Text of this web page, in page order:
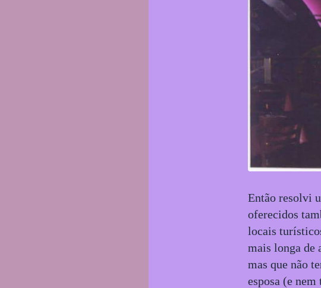
Então resolvi
oferecidos
locais
mais longa de
mas que não
esposa (e